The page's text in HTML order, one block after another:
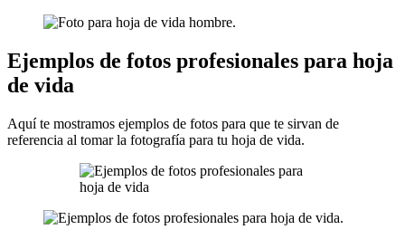
Ejemplos de fotos profesionales para hoja
de vida
Aquí te mostramos ejemplos de fotos para que te sirvan de
referencia al tomar la fotografía para tu hoja de vida.